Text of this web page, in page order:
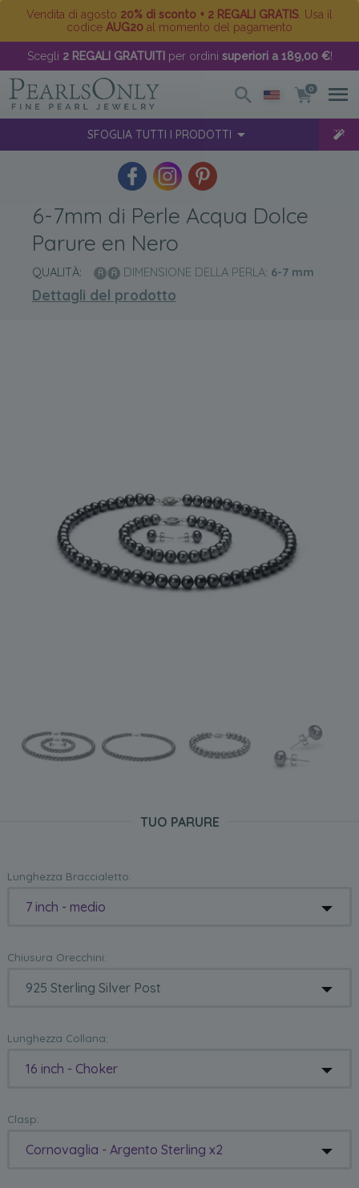
Vendita di agosto 20% di sconto + 2 REGALI GRATIS . Usa il
codice AUG20 al momento del pagamento
Scegli 2 REGALI GRATUITI per ordini superiori a 189,00 €!
0
SFOGLIA TUTTI I PRODOTTI
6-7mm di Perle Acqua Dolce
Parure en Nero
QUALITÀ: DIMENSIONE DELLA PERLA: 6-7 mm
Dettagli del prodotto
TUO PARURE
Lunghezza Braccialetto:
7 inch - medio
Chiusura Orecchini:
Lunghezza Collana:
16 inch - Choker
Clasp:
Cornovaglia - Argento Sterling x2